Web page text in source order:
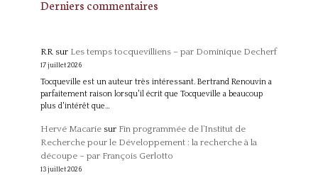
Derniers commentaires
RRsur Les temps tocquevilliens – par Dominique Decherf
17 juillet 2026
Tocqueville est un auteur très intéressant. Bertrand Renouvin a
parfaitement raison lorsqu'il écrit que Tocqueville a beaucoup
plus d'intérêt que…
Hervé Macariesur Fin programmée de l’Institut de
Recherche pour le Développement : la recherche à la
découpe – par François Gerlotto
13 juillet 2026